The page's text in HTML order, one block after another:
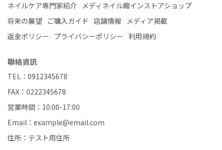
ネイルケア専門家紹介 メディネイル館インストアショップ
将来の展望 ご購入ガイド 店舗情報
メディア掲載
返金ポリシー プライバシーポリシー 利用規約
聯絡資訊
TEL：0912345678
FAX：0222345678
営業時間：10:00-17:00
Email：example@email.com
住所：テスト用住所